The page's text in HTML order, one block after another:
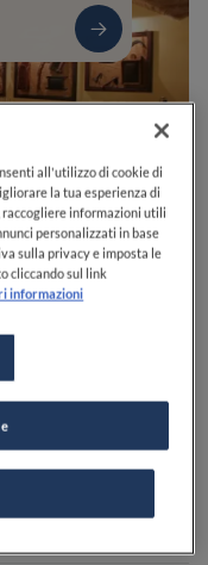
0
Italia
22:30
all'utilizzo di cookie di
la tua esperienza di
informazioni utili
personalizzati in base
sulla privacy e imposta le
cliccando sul link
informazioni